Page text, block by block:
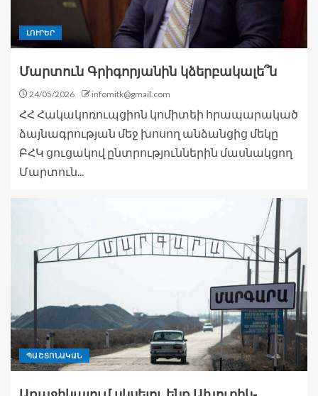
ԼՈՒՐԵՐ
Մարտուն Գրիգորյանին կձերբակալե՞ն
24/05/2026 infomitk@gmail.com
ՀՀ Հակակոռուպցիոն կոմիտեի հրապարակած
ձայնագրության մեջ խոսող անձանցից մեկը
ԲՀԿ ցուցակով ընտրություններին մասնակցող
Մարտուն...
ՊԱՇՏՈՆԱԿԱՆ